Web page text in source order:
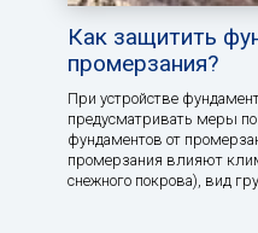
Как защитить
промерзания?
При устройстве
предусматривать меры
фундаментов от
промерзания влияют
снежного покрова), вид